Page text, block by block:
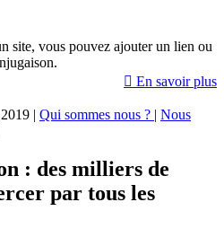
site, vous pouvez ajouter un lien ou
 En savoir plus
| Qui sommes nous ? | Nous
: des milliers de
par tous les